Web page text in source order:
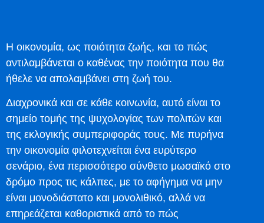
Η οικονομία, ως ποιότητα ζωής, και το πώς
αντιλαμβάνεται ο καθένας την ποιότητα που θα
ήθελε να απολαμβάνει στη ζωή του.
Διαχρονικά και σε κάθε κοινωνία, αυτό είναι το
σημείο τομής της ψυχολογίας των πολιτών και
της εκλογικής συμπεριφοράς τους. Με πυρήνα
την οικονομία φιλοτεχνείται ένα ευρύτερο
σενάριο, ένα περισσότερο σύνθετο μωσαϊκό στο
δρόμο προς τις κάλπες, με το αφήγημα να μην
είναι μονοδιάστατο και μονολιθικό, αλλά να
επηρεάζεται καθοριστικά από το πώς